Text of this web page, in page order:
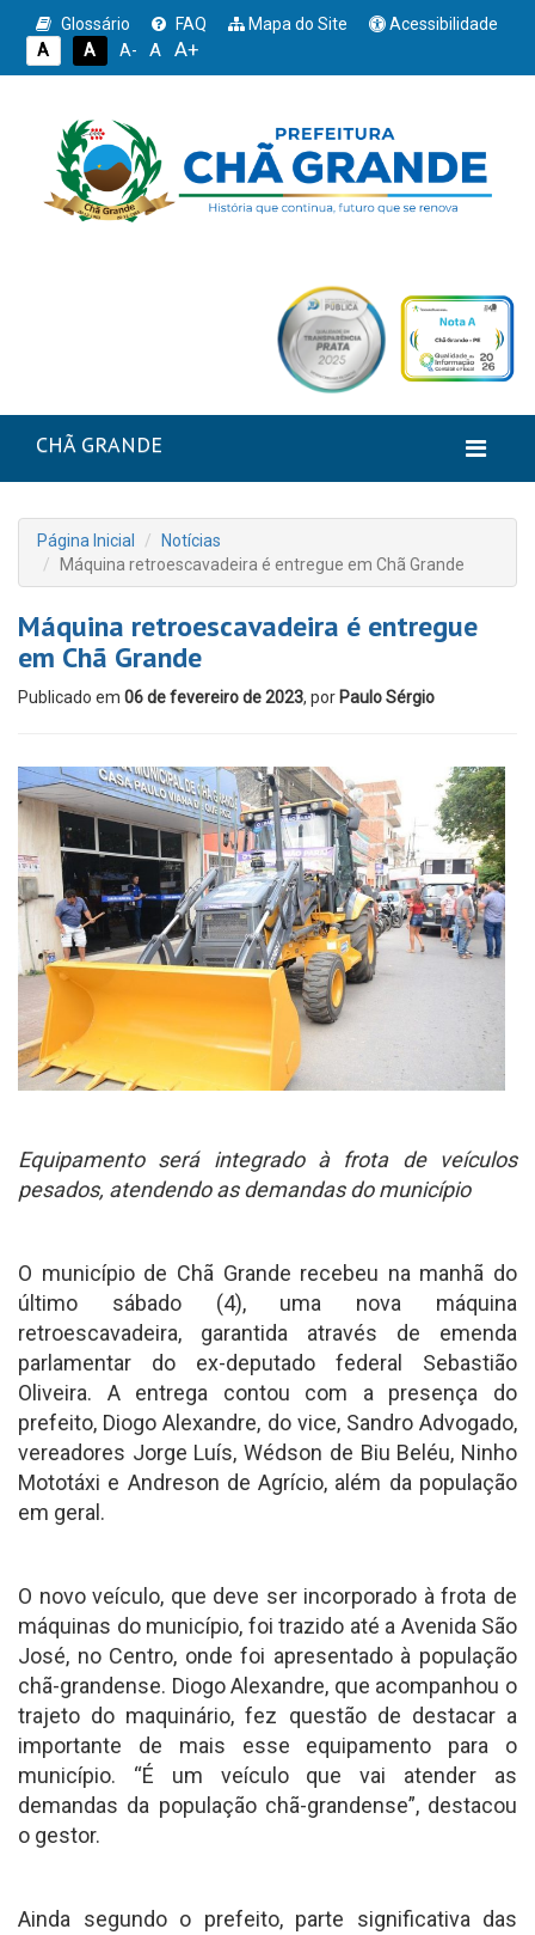
Glossário FAQ Mapa do Site
Acessibilidade
A
A A- A A+
CHÃ GRANDE
Página Inicial
Notícias
Máquina retroescavadeira é entregue em Chã Grande
Máquina retroescavadeira é entregue
em Chã Grande
Publicado em 06 de fevereiro de 2023, por Paulo Sérgio
Equipamento será integrado à frota de veículos
pesados, atendendo as demandas do município
O município de Chã Grande recebeu na manhã do
último sábado (4), uma nova máquina
retroescavadeira, garantida através de emenda
parlamentar do ex-deputado federal Sebastião
Oliveira. A entrega contou com a presença do
prefeito, Diogo Alexandre, do vice, Sandro Advogado,
vereadores Jorge Luís, Wédson de Biu Beléu, Ninho
Mototáxi e Andreson de Agrício, além da população
em geral.
O novo veículo, que deve ser incorporado à frota de
máquinas do município, foi trazido até a Avenida São
José, no Centro, onde foi apresentado à população
chã-grandense. Diogo Alexandre, que acompanhou o
trajeto do maquinário, fez questão de destacar a
importante de mais esse equipamento para o
município. “É um veículo que vai atender as
demandas da população chã-grandense”, destacou
o gestor.
Ainda segundo o prefeito, parte significativa das